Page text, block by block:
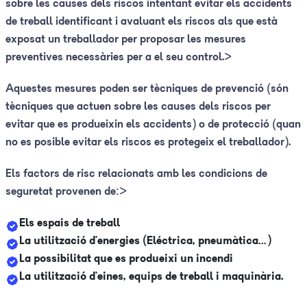
sobre les causes dels riscos intentant evitar els accidents
de treball identificant i avaluant els riscos als que està
exposat un treballador per proposar les mesures
preventives necessàries per a el seu control.>
Aquestes mesures poden ser tècniques de prevenció (són
tècniques que actuen sobre les causes dels riscos per
evitar que es produeixin els accidents) o de protecció (quan
no es posible evitar els riscos es protegeix el treballador).
Els factors de risc relacionats amb les condicions de
seguretat provenen de:>
Els espais de treball
La utilització d’energies (Eléctrica, pneumàtica…)
La possibilitat que es produeixi un incendi
La utilització d’eines, equips de treball i maquinària.